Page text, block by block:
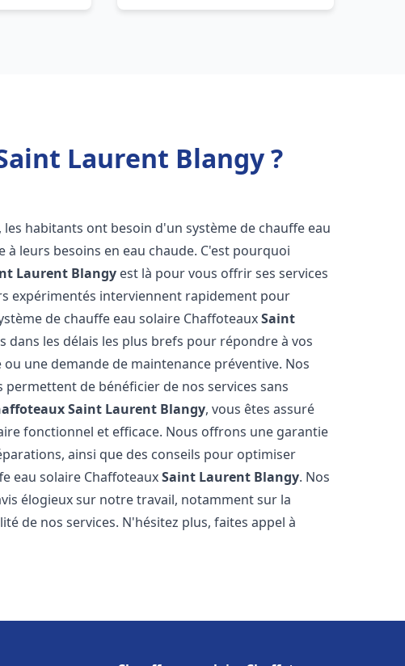
Laurent Blangy ?
, les habitants ont besoin d'un système de chauffe eau
leurs besoins en eau chaude. C'est pourquoi
Laurent Blangy est là pour vous offrir ses services
expérimentés interviennent rapidement pour
de chauffe eau solaire ChaffoteauxSaint
dans les délais les plus brefs pour répondre à vos
une demande de maintenance préventive. Nos
de bénéficier de nos services sans
Saint Laurent Blangy, vous êtes assuré
fonctionnel et efficace. Nous offrons une garantie
ainsi que des conseils pour optimiser
eau solaire ChaffoteauxSaint Laurent Blangy. Nos
élogieux sur notre travail, notamment sur la
de nos services. N'hésitez plus, faites appel à